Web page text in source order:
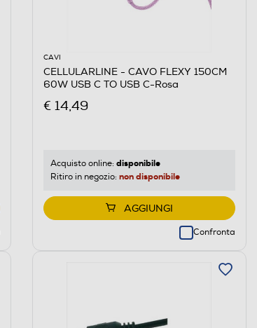
CAVI
CELLULARLINE - CAVO FLEXY 150CM
60W USB C TO USB C-Rosa
€ 14,49
Acquisto online: disponibile
Ritiro in negozio: non disponibile
AGGIUNGI
Confronta